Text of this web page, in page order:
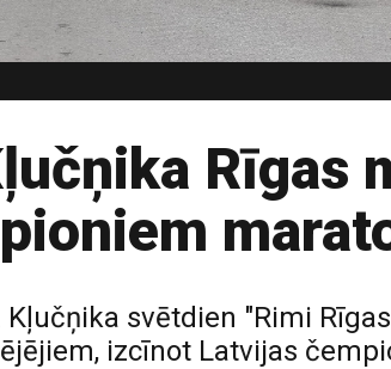
Rīgas
svētdien "Rimi
izcīnot Latvijas